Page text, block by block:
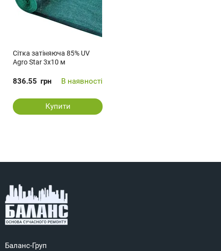
Сітка затіняюча 85% UV
Agro Star 3х10 м
836.55 грн В наявності
Купити
Баланс-Груп